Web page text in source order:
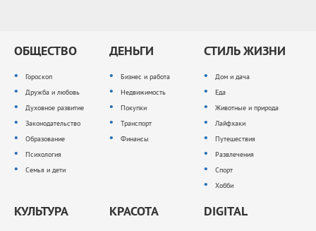
ОБЩЕСТВО
Гороскоп
Дружба и любовь
Духовное развитие
Законодательство
Образование
Психология
Семья и дети
ДЕНЬГИ
Бизнес и работа
Недвижимость
Покупки
Транспорт
Финансы
СТИЛЬ ЖИЗНИ
Дом и дача
Еда
Животные и природа
Лайфхаки
Путешествия
Развлечения
Спорт
Хобби
КУЛЬТУРА КРАСОТА DIGITAL